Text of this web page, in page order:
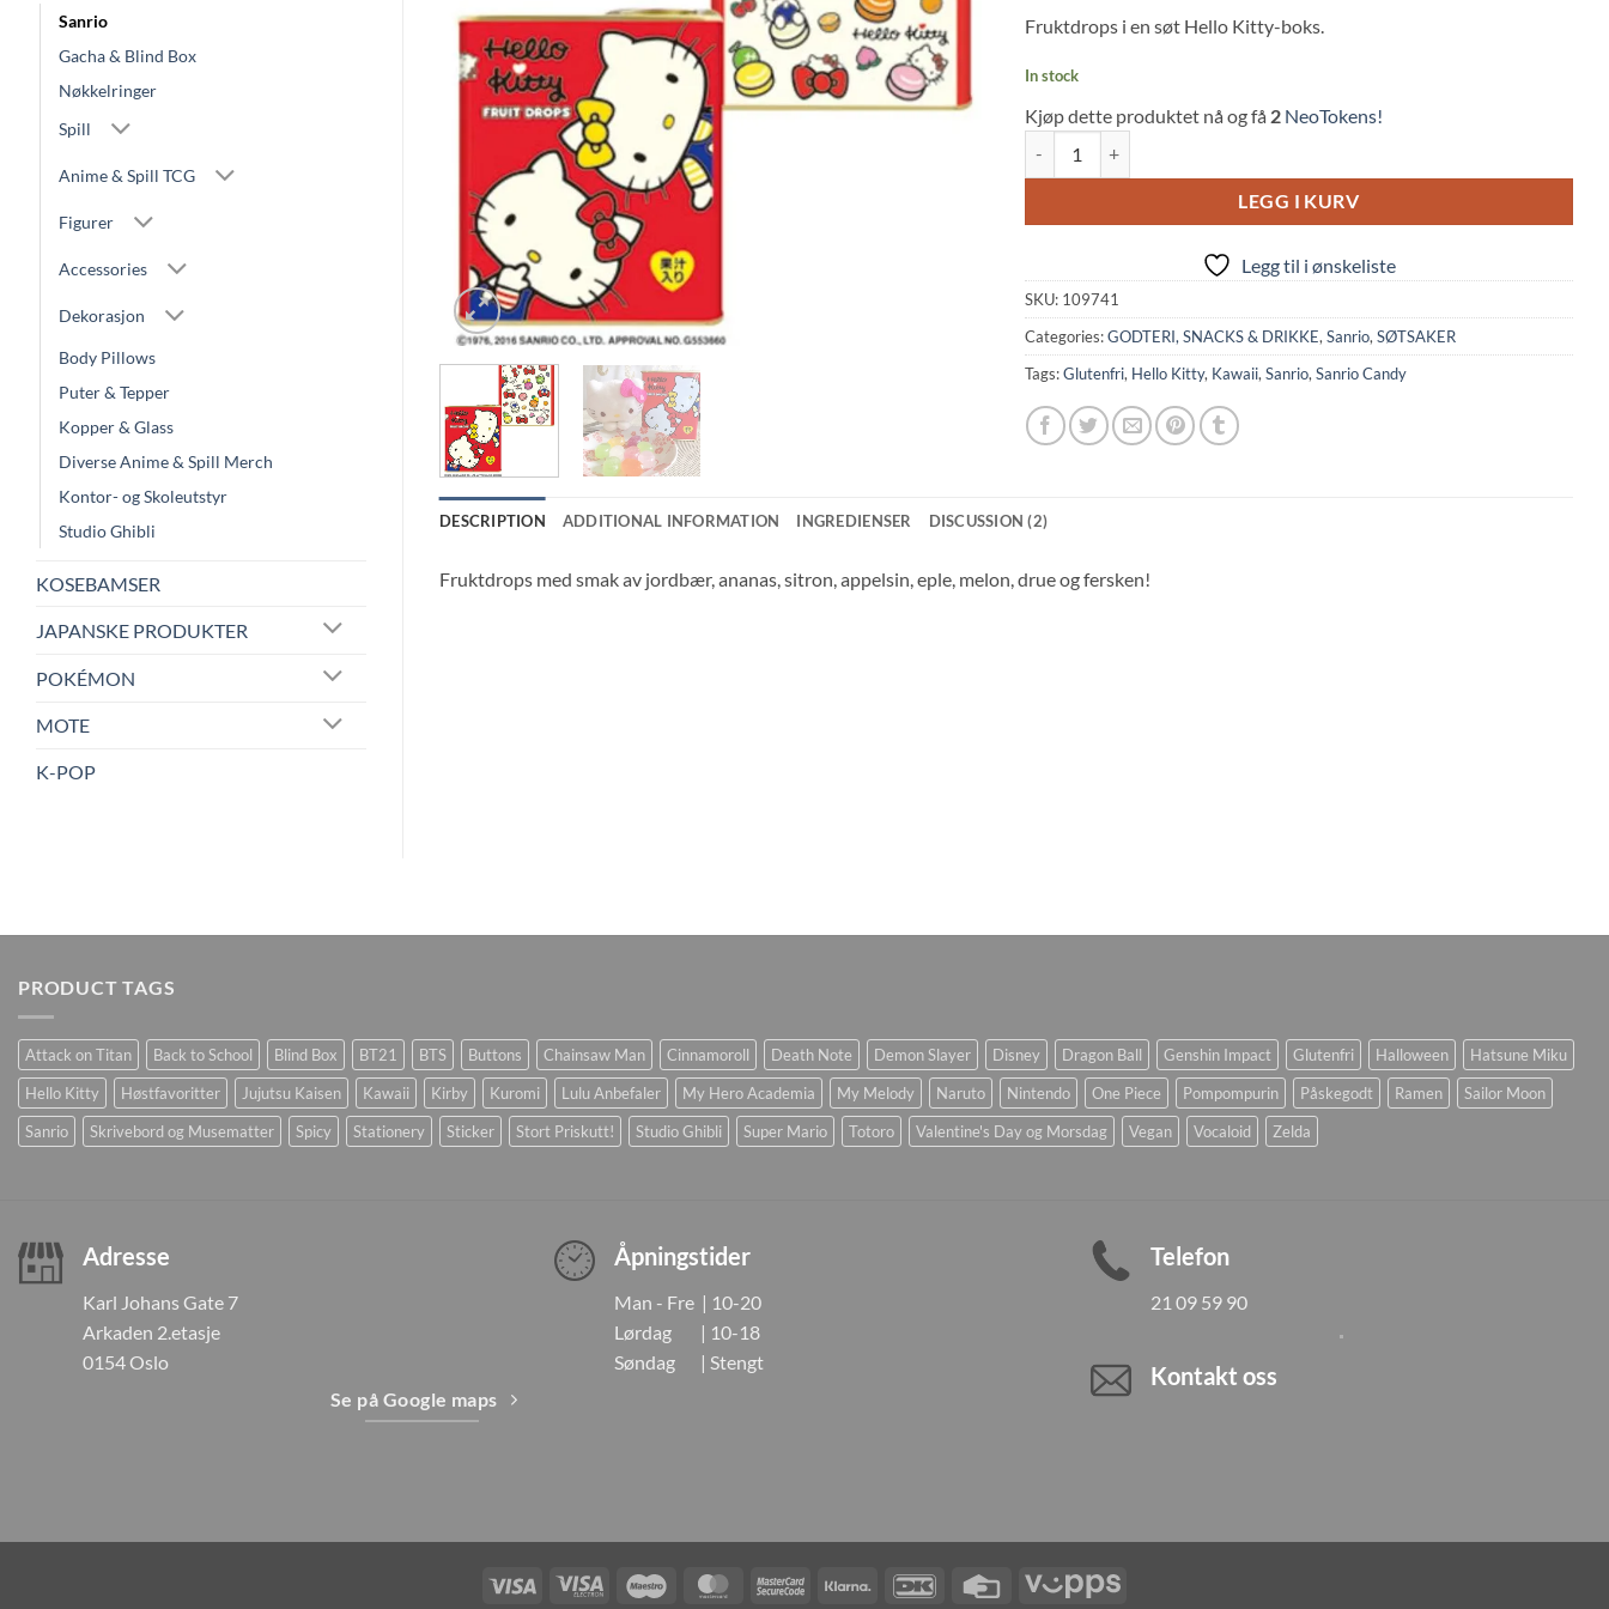
Sanrio
Gacha & Blind Box
Nøkkelringer
Spill
Anime & Spill TCG
Figurer
Accessories
Dekorasjon
Body Pillows
Puter & Tepper
Kopper & Glass
Diverse Anime & Spill Merch
Kontor- og Skoleutstyr
Studio Ghibli
KOSEBAMSER
JAPANSKE PRODUKTER
POKÉMON
MOTE
K-POP
customer
Fruktdrops i en søt Hello Kitty-boks.
In stock
Kjøp dette produktet nå og få 2NeoTokens!
LEGG I KURV
Legg til i ønskeliste
SKU: 109741
Categories:GODTERI, SNACKS & DRIKKE, Sanrio, SØTSAKER
Tags:Glutenfri, Hello Kitty, Kawaii, Sanrio, Sanrio Candy
DESCRIPTION ADDITIONAL INFORMATION INGREDIENSER DISCUSSION (2)
Fruktdrops med smak av jordbær, ananas, sitron, appelsin, eple, melon, drue og fersken!
PRODUCT TAGS
Attack on Titan Back to School Blind Box BT21 BTS Buttons Chainsaw Man Cinnamoroll Death Note Demon Slayer Disney Dragon Ball Genshin Impact Glutenfri Halloween
Hatsune Miku
Hello Kitty
Høstfavoritter Jujutsu Kaisen Kawaii Kirby Kuromi Lulu Anbefaler My Hero Academia My Melody Naruto Nintendo One Piece Pompompurin Påskegodt Ramen
Sailor Moon
Sanrio
Skrivebord og Musematter Spicy Stationery Sticker Stort Priskutt! Studio Ghibli Super Mario Totoro Valentine's Day og Morsdag Vegan Vocaloid Zelda
Adresse
Karl Johans Gate 7
Arkaden 2.etasje
0154 Oslo
Se på Google maps
Åpningstider
Man - Fre | 10-20
Lørdag | 10-18
Søndag | Stengt
Telefon
21 09 59 90
Kontakt oss
Visa
Visa
Maestro MasterCardMasterCardKlarna DanKort
Credit
Vipps